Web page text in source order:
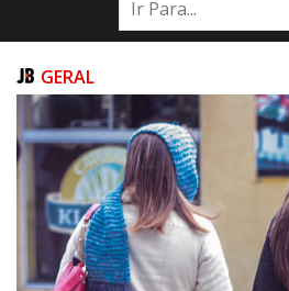
NOTÍCIAS
PUBLICAÇÕES
CONTATO
GERAL